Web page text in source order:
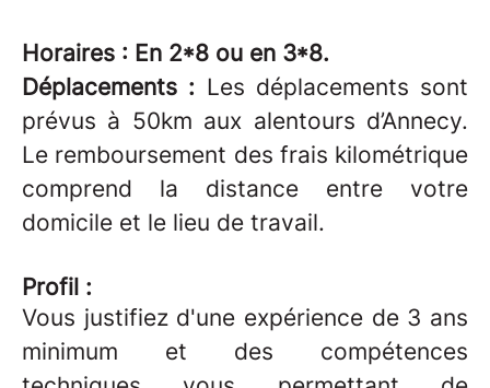
Horaires : En 2*8 ou en 3*8.
Déplacements : Les déplacements sont
prévus à 50km aux alentours d’Annecy.
Le remboursement des frais kilométrique
comprend la distance entre votre
domicile et le lieu de travail.
Profil :
Vous justifiez d'une expérience de 3 ans
minimum et des compétences